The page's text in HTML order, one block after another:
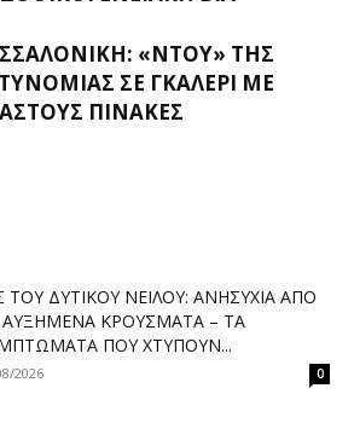
«ΝΤΟΥ» ΤΗΣ
ΣΕ ΓΚΑΛΕΡΊ ΜΕ
ΠΊΝΑΚΕΣ
ΤΟΥ ΔΥΤΙΚΟΎ ΝΕΊΛΟΥ: ΑΝΗΣΥΧΊΑ ΑΠΌ
ΑΥΞΗΜΈΝΑ ΚΡΟΎΣΜΑΤΑ – ΤΑ
ΠΟΥ ΧΤΥΠΟΎΝ...
2026 0